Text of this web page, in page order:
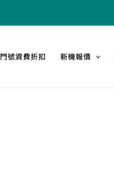
門號資費折扣 新機報價